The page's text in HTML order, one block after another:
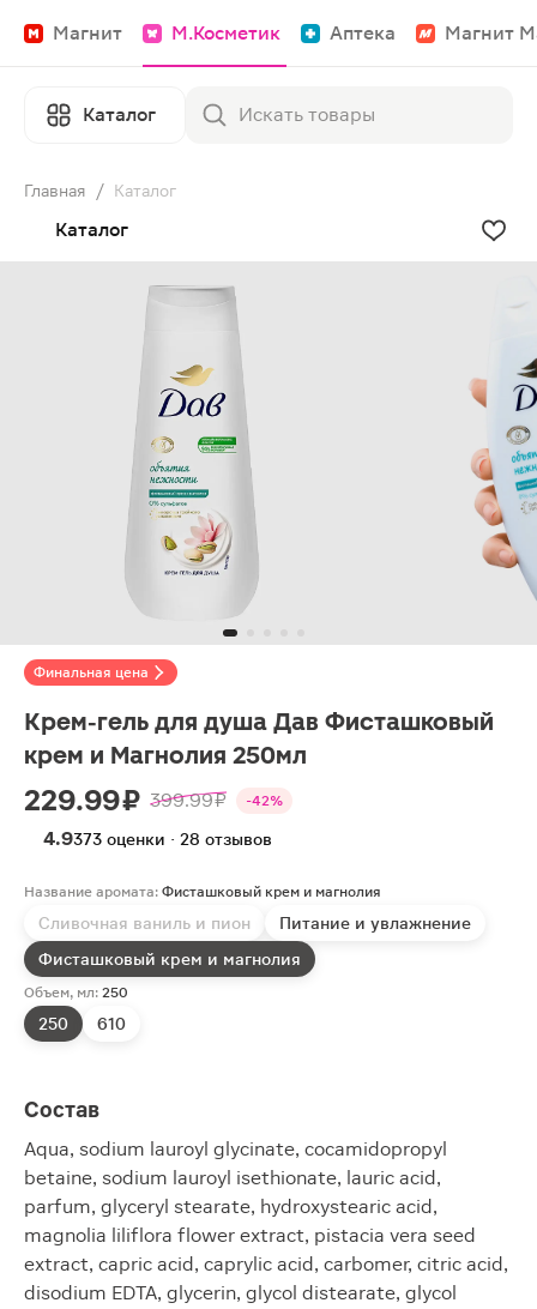
Магнит М.Косметик Аптека Магнит
Каталог
Главная / Каталог
Каталог
Финальная цена
Крем-гель для душа Дав Фисташковый
крем и Магнолия 250мл
229.99 ₽ 399.99 ₽ -42%
4.9373 оценки · 28 отзывов
Название аромата: Фисташковый крем и магнолия
Сливочная ваниль и пион
Питание и увлажнение
Фисташковый крем и магнолия
Объем, мл: 250
250 610
Состав
Aqua, sodium lauroyl glycinate, cocamidopropyl
betaine, sodium lauroyl isethionate, lauric acid,
parfum, glyceryl stearate, hydroxystearic acid,
magnolia liliflora flower extract, pistacia vera seed
extract, capric acid, caprylic acid, carbomer, citric acid,
disodium EDTA, glycerin, glycol distearate, glycol